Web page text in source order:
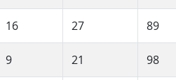
16 27 89
9 21 98